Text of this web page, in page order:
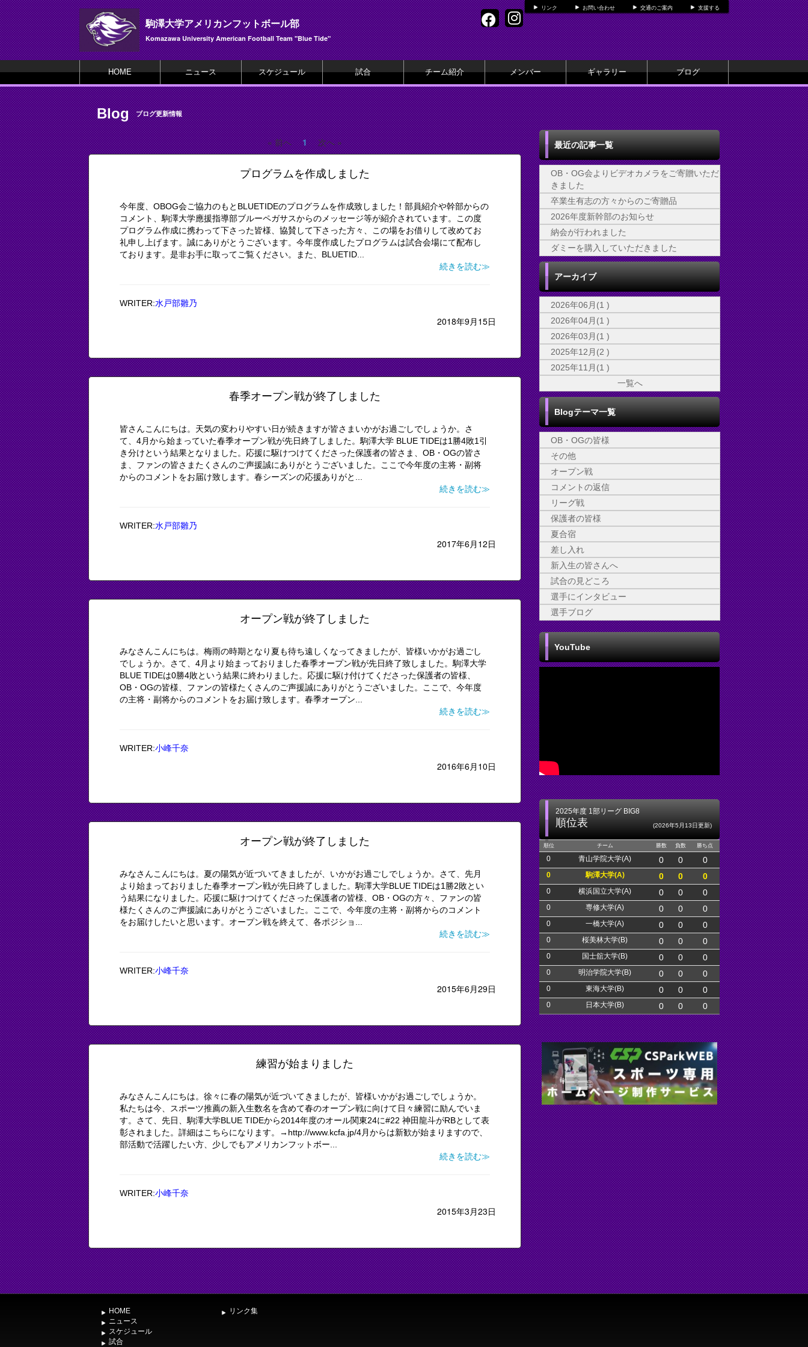
リンク お問い合わせ 交通のご案内 支援する
駒澤大学アメリカンフットボール部
Komazawa University American Football Team "Blue Tide"
HOME ニュース スケジュール 試合 チーム紹介 メンバー ギャラリー ブログ
Blog ブログ更新情報
« 前へ 1 次へ »
プログラムを作成しました
今年度、OBOG会ご協力のもとBLUETIDEのプログラムを作成致しました！部員紹介や幹部からの
コメント、駒澤大学應援指導部ブルーペガサスからのメッセージ等が紹介されています。この度
プログラム作成に携わって下さった皆様、協賛して下さった方々、この場をお借りして改めてお
礼申し上げます。誠にありがとうございます。今年度作成したプログラムは試合会場にて配布し
ております。是非お手に取ってご覧ください。また、BLUETID...
続きを読む≫
WRITER:水戸部雛乃
2018年9月15日
春季オープン戦が終了しました
皆さんこんにちは。天気の変わりやすい日が続きますが皆さまいかがお過ごしでしょうか。さ
て、4月から始まっていた春季オープン戦が先日終了しました。駒澤大学 BLUE TIDEは1勝4敗1引
き分けという結果となりました。応援に駆けつけてくださった保護者の皆さま、OB・OGの皆さ
ま、ファンの皆さまたくさんのご声援誠にありがとうございました。ここで今年度の主将・副将
からのコメントをお届け致します。春シーズンの応援ありがと...
続きを読む≫
WRITER:水戸部雛乃
2017年6月12日
オープン戦が終了しました
みなさんこんにちは。梅雨の時期となり夏も待ち遠しくなってきましたが、皆様いかがお過ごし
でしょうか。さて、4月より始まっておりました春季オープン戦が先日終了致しました。駒澤大学
BLUE TIDEは0勝4敗という結果に終わりました。応援に駆け付けてくださった保護者の皆様、
OB・OGの皆様、ファンの皆様たくさんのご声援誠にありがとうございました。ここで、今年度
の主将・副将からのコメントをお届け致します。春季オープン...
続きを読む≫
WRITER:小峰千奈
2016年6月10日
オープン戦が終了しました
みなさんこんにちは。夏の陽気が近づいてきましたが、いかがお過ごしでしょうか。さて、先月
より始まっておりました春季オープン戦が先日終了しました。駒澤大学BLUE TIDEは1勝2敗とい
う結果になりました。応援に駆けつけてくださった保護者の皆様、OB・OGの方々、ファンの皆
様たくさんのご声援誠にありがとうございました。ここで、今年度の主将・副将からのコメント
をお届けしたいと思います。オープン戦を終えて、各ポジショ...
続きを読む≫
WRITER:小峰千奈
2015年6月29日
練習が始まりました
みなさんこんにちは。徐々に春の陽気が近づいてきましたが、皆様いかがお過ごしでしょうか。
私たちは今、スポーツ推薦の新入生数名を含めて春のオープン戦に向けて日々練習に励んでいま
す。さて、先日、駒澤大学BLUE TIDEから2014年度のオール関東24に#22 神田龍斗がRBとして表
彰されました。詳細はこちらになります。→http://www.kcfa.jp/4月からは新歓が始まりますので、
部活動で活躍したい方、少しでもアメリカンフットボー...
続きを読む≫
WRITER:小峰千奈
2015年3月23日
最近の記事一覧
OB・OG会よりビデオカメラをご寄贈いただ
きました
卒業生有志の方々からのご寄贈品
2026年度新幹部のお知らせ
納会が行われました
ダミーを購入していただきました
アーカイブ
2026年06月(1 )
2026年04月(1 )
2026年03月(1 )
2025年12月(2 )
2025年11月(1 )
一覧へ
Blogテーマ一覧
OB・OGの皆様
その他
オープン戦
コメントの返信
リーグ戦
保護者の皆様
夏合宿
差し入れ
新入生の皆さんへ
試合の見どころ
選手にインタビュー
選手ブログ
YouTube
2025年度 1部リーグ BIG8
順位表 (2026年5月13日更新)
順位 チーム 勝数 負数 勝ち点
0 青山学院大学(A) 0 0 0
0 駒澤大学(A) 0 0 0
0 横浜国立大学(A) 0 0 0
0 専修大学(A) 0 0 0
0 一橋大学(A) 0 0 0
0 桜美林大学(B) 0 0 0
0 国士舘大学(B) 0 0 0
0 明治学院大学(B) 0 0 0
0 東海大学(B) 0 0 0
0 日本大学(B) 0 0 0
HOME
ニュース
スケジュール
試合
リンク集